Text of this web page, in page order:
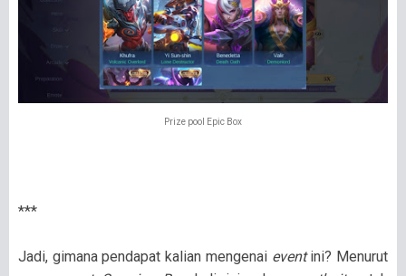
Prize pool Epic Box
***
Jadi, gimana pendapat kalian mengenai eventini? Menurut